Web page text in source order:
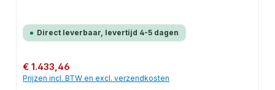
Direct leverbaar, levertijd 4-5 dagen
Normale prijs:
€ 1.433,46
Prijzen incl. BTW en excl. verzendkosten